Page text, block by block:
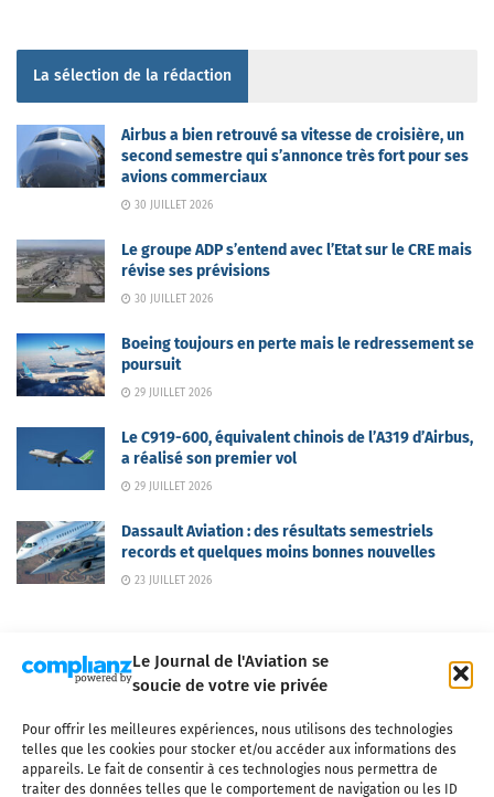
Le Journal de l'Aviation se
soucie de votre vie privée
Pour offrir les meilleures expériences, nous utilisons des technologies
telles que les cookies pour stocker et/ou accéder aux informations des
appareils. Le fait de consentir à ces technologies nous permettra de
traiter des données telles que le comportement de navigation ou les ID
La sélection de la rédaction
Airbus a bien retrouvé sa vitesse de croisière, un
second semestre qui s’annonce très fort pour ses
avions commerciaux
30 JUILLET 2026
Le groupe ADP s’entend avec l’Etat sur le CRE mais
révise ses prévisions
30 JUILLET 2026
Boeing toujours en perte mais le redressement se
poursuit
29 JUILLET 2026
Le C919-600, équivalent chinois de l’A319 d’Airbus,
a réalisé son premier vol
29 JUILLET 2026
Dassault Aviation : des résultats semestriels
records et quelques moins bonnes nouvelles
23 JUILLET 2026
Qui sommes-nous ? Nous contacter
Partenaires
Mentions légales
CGV Politique de confidentialité Cookies